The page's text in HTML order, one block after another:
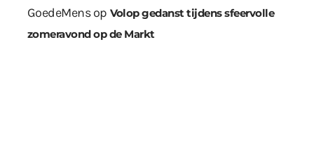
GoedeMensop Volop gedanst tijdens sfeervolle
zomeravond op de Markt